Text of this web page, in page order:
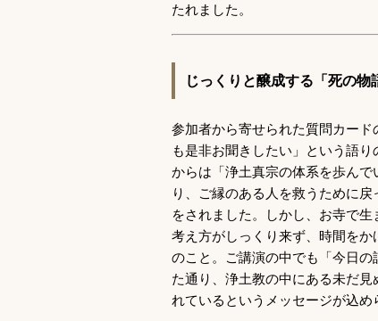
たれました。
じっくりと醸成する「死の物
参加者から寄せられた質問カー
も是非お聞きしたい」という語
からは「浄土真宗の体系を歩ん
り、ご縁のある人を救うために
をされました。しかし、お寺で
考え方がしっくり来ず、時間を
のこと。ご講演の中でも「今日
た通り、浄土教の中にある未だ
れているというメッセージが込め